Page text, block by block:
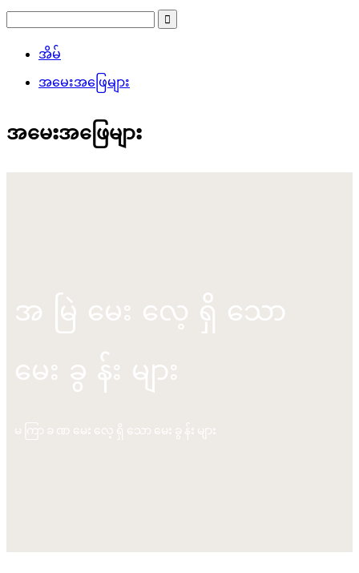
အိမ်
အမေးအဖြေများ
အမေးအဖြေများ
အမြဲမေးလေ့ရှိသော
မေးခွန်းများ
မကြာခဏမေးလေ့ရှိသောမေးခွန်းများ